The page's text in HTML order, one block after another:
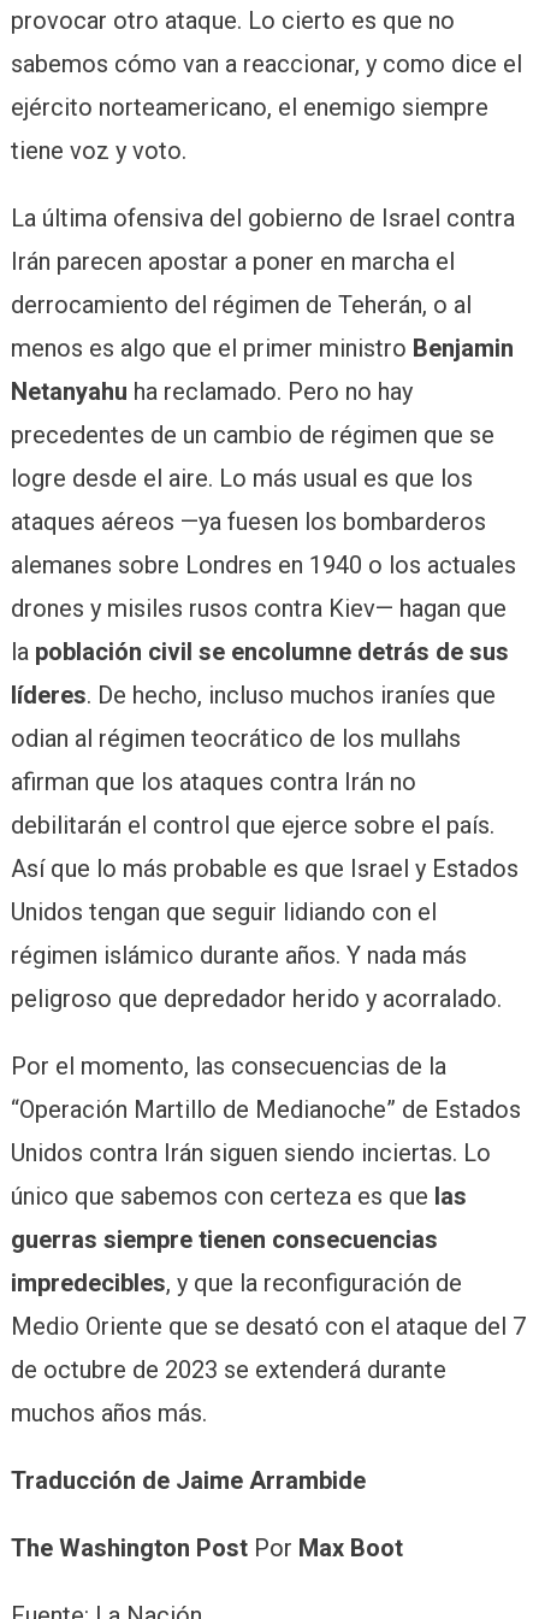
provocar otro ataque. Lo cierto es que no
sabemos cómo van a reaccionar, y como dice el
ejército norteamericano, el enemigo siempre
tiene voz y voto.
La última ofensiva del gobierno de Israel contra
Irán parecen apostar a poner en marcha el
derrocamiento del régimen de Teherán, o al
menos es algo que el primer ministro Benjamin
Netanyahu ha reclamado. Pero no hay
precedentes de un cambio de régimen que se
logre desde el aire. Lo más usual es que los
ataques aéreos —ya fuesen los bombarderos
alemanes sobre Londres en 1940 o los actuales
drones y misiles rusos contra Kiev— hagan que
la población civil se encolumne detrás de sus
líderes. De hecho, incluso muchos iraníes que
odian al régimen teocrático de los mullahs
afirman que los ataques contra Irán no
debilitarán el control que ejerce sobre el país.
Así que lo más probable es que Israel y Estados
Unidos tengan que seguir lidiando con el
régimen islámico durante años. Y nada más
peligroso que depredador herido y acorralado.
Por el momento, las consecuencias de la
“Operación Martillo de Medianoche” de Estados
Unidos contra Irán siguen siendo inciertas. Lo
único que sabemos con certeza es que las
guerras siempre tienen consecuencias
impredecibles, y que la reconfiguración de
Medio Oriente que se desató con el ataque del 7
de octubre de 2023 se extenderá durante
muchos años más.
Traducción de Jaime Arrambide
The Washington PostPor Max Boot